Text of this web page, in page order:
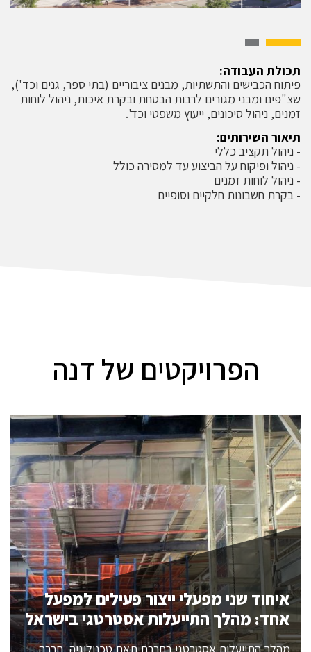
תכולת העבודה:
פיתוח הכבישים והתשתיות, מבנים ציבוריים (בתי ספר, גנים וכד'),
שצ"פים ומבני מגורים לרבות הבטחת ובקרת איכות, ניהול לוחות
זמנים, ניהול סיכונים, ייעוץ משפטי וכד'.
תיאור השירותים:
- ניהול תקציב כללי
- ניהול ופיקוח על הביצוע עד למסירה כולל
- ניהול לוחות זמנים
- בקרת חשבונות חלקיים וסופיים
הפרויקטים של דנה
איחוד שני מפעלי ייצור פעילים למפעל
אחד: מהלך התייעלות אסטרטגי בישראל
מהלך התייעלות אסטרטגי בחברת תאת טכנולוגיה, חברה